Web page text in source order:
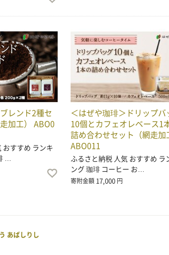
レンド2種セ
加工） ABO0
おすすめ ランキ
…
＜はぜや珈琲＞ドリップバ
10個とカフェオレベース1
詰め合わせセット（網走加
ABO011
ふるさと納税 人気 おすすめ ラ
ング 珈琲 コーヒー お…
寄附金額 17,000 円
あばしりし